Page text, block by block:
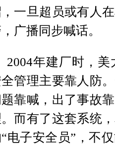
一旦超员或有人
广播同步喊话。
2004年建厂时，
管理主要靠人防
靠喊，出了事故
而有了这套系统
电子安全员”，不